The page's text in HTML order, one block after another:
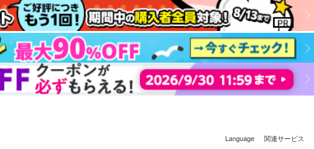
Language 関連サービス